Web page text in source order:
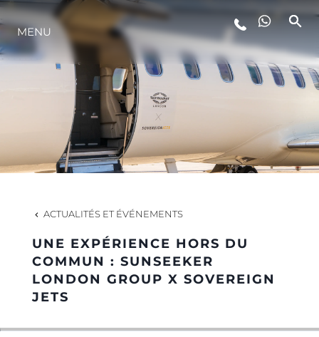
STYLE DE VIE
L'INNOVATION
LA SOCIÉTÉ
NOTRE ÉQUIPE
NOTRE HÉRITAGE
MENU
ACTUALITÉS ET ÉVÉNEMENTS
UNE EXPÉRIENCE HORS DU
COMMUN : SUNSEEKER
LONDON GROUP X SOVEREIGN
JETS